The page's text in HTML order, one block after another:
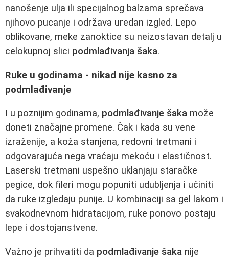
nanošenje ulja ili specijalnog balzama sprečava
njihovo pucanje i održava uredan izgled. Lepo
oblikovane, meke zanoktice su neizostavan detalj u
celokupnoj slici podmlađivanja šaka.
Ruke u godinama - nikad nije kasno za
podmlađivanje
I u poznijim godinama, podmlađivanje šaka može
doneti značajne promene. Čak i kada su vene
izraženije, a koža stanjena, redovni tretmani i
odgovarajuća nega vraćaju mekoću i elastičnost.
Laserski tretmani uspešno uklanjaju staračke
pegice, dok fileri mogu popuniti udubljenja i učiniti
da ruke izgledaju punije. U kombinaciji sa gel lakom i
svakodnevnom hidratacijom, ruke ponovo postaju
lepe i dostojanstvene.
Važno je prihvatiti da podmlađivanje šaka nije